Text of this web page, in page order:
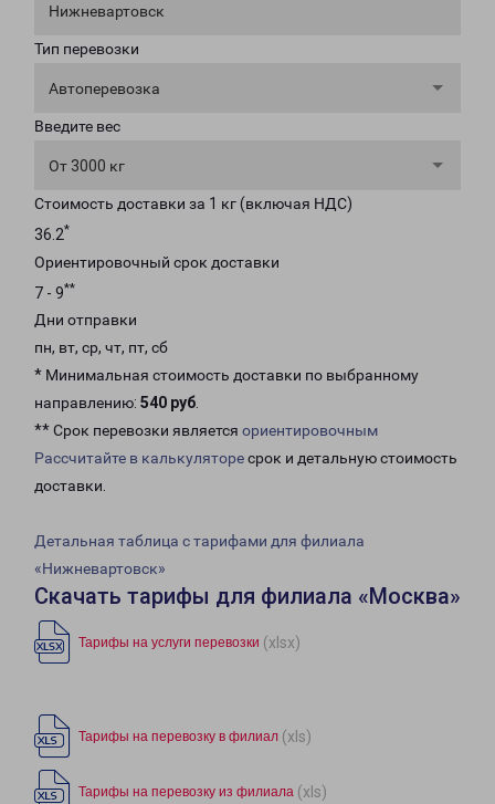
Нижневартовск
Тип перевозки
Автоперевозка
Введите вес
От 3000 кг
Стоимость доставки за 1 кг (включая НДС)
36.2*
Ориентировочный срок доставки
7 - 9**
Дни отправки
пн, вт, ср, чт, пт, сб
* Минимальная стоимость доставки по выбранному
направлению: 540 руб.
** Срок перевозки является ориентировочным
Рассчитайте в калькуляторесрок и детальную стоимость
доставки.
Детальная таблица с тарифами для филиала
«Нижневартовск»
Скачать тарифы для филиала «Москва»
Тарифы на услуги перевозки (xlsx)
Тарифы на перевозку в филиал (xls)
Тарифы на перевозку из филиала (xls)